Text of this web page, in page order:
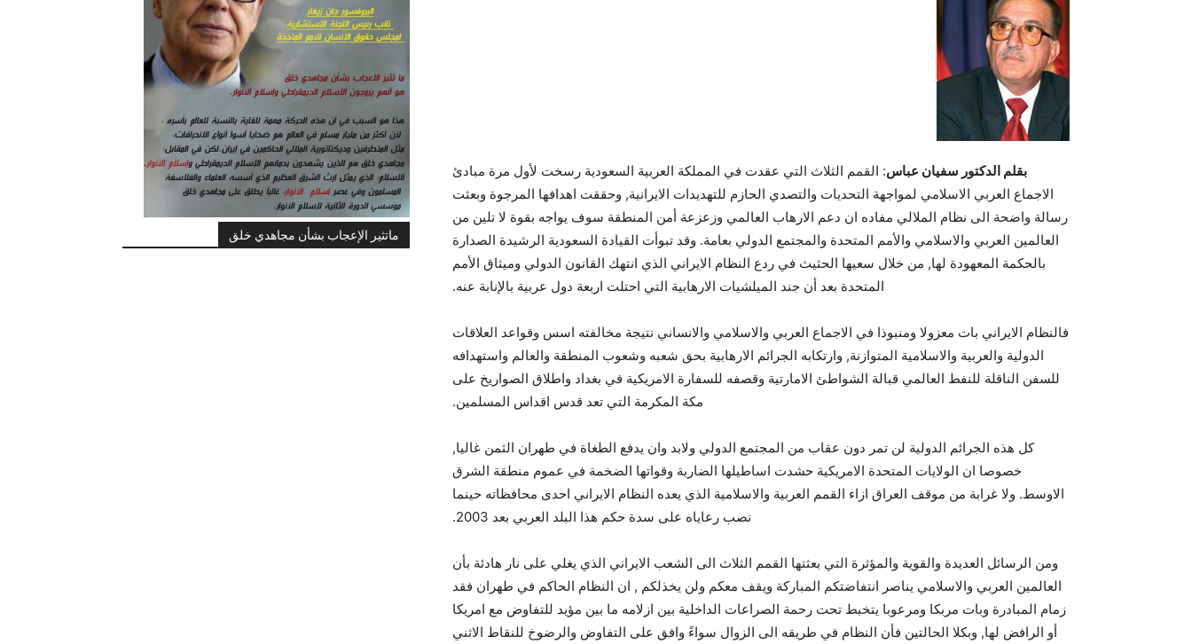
ماتثير الإعجاب بشأن مجاهدي خلق
بقلم الدكتور سفيان عباس: القمم الثلاث التي عقدت في المملكة العربية السعودية رسخت لأول مرة مبادئ
الاجماع العربي الاسلامي لمواجهة التحديات والتصدي الحازم للتهديدات الايرانية, وحققت اهدافها المرجوة وبعثت
رسالة واضحة الى نظام الملالي مفاده ان دعم الارهاب العالمي وزعزعة أمن المنطقة سوف يواجه بقوة لا تلين من
العالمين العربي والاسلامي والأمم المتحدة والمجتمع الدولي بعامة. وقد تبوأت القيادة السعودية الرشيدة الصدارة
بالحكمة المعهودة لها, من خلال سعيها الحثيث في ردع النظام الايراني الذي انتهك القانون الدولي وميثاق الأمم
المتحدة بعد أن جند الميلشيات الارهابية التي احتلت اربعة دول عربية بالإنابة عنه.
فالنظام الايراني بات معزولا ومنبوذا في الاجماع العربي والاسلامي والانساني نتيجة مخالفته اسس وقواعد العلاقات
الدولية والعربية والاسلامية المتوازنة, وارتكابه الجرائم الارهابية بحق شعبه وشعوب المنطقة والعالم واستهدافه
للسفن الناقلة للنفط العالمي قبالة الشواطئ الامارتية وقصفه للسفارة الامريكية في بغداد واطلاق الصواريخ على
مكة المكرمة التي تعد قدس اقداس المسلمين.
كل هذه الجرائم الدولية لن تمر دون عقاب من المجتمع الدولي ولابد وان يدفع الطغاة في طهران الثمن غاليا,
خصوصا ان الولايات المتحدة الامريكية حشدت اساطيلها الضاربة وقواتها الضخمة في عموم منطقة الشرق
الاوسط. ولا غرابة من موقف العراق ازاء القمم العربية والاسلامية الذي يعده النظام الايراني احدى محافظاته حينما
نصب رعاياه على سدة حكم هذا البلد العربي بعد 2003.
ومن الرسائل العديدة والقوية والمؤثرة التي بعثتها القمم الثلاث الى الشعب الايراني الذي يغلي على نار هادئة بأن
العالمين العربي والاسلامي يناصر انتفاضتكم المباركة ويقف معكم ولن يخذلكم , ان النظام الحاكم في طهران فقد
زمام المبادرة وبات مربكا ومرعوبا يتخبط تحت رحمة الصراعات الداخلية بين ازلامه ما بين مؤيد للتفاوض مع امريكا
أو الرافض لها, وبكلا الحالتين فأن النظام في طريقه الى الزوال سواءً وافق على التفاوض والرضوخ للنقاط الاثني